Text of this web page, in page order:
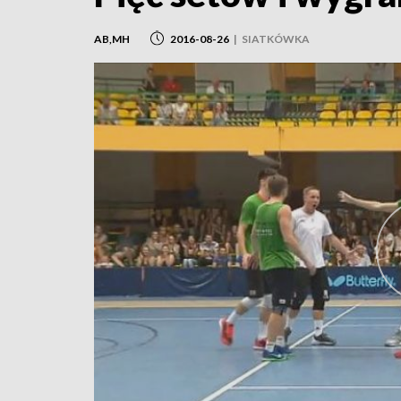
AB,MH 2016-08-26 | SIATKÓWKA